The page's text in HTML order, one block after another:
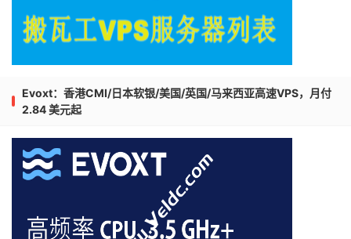
Evoxt：香港CMI/日本软银/美国/英国/马来西亚高速VPS，月付
2.84 美元起